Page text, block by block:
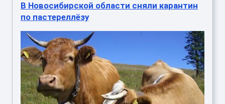
В Новосибирской области сняли карантин
по пастереллёзу